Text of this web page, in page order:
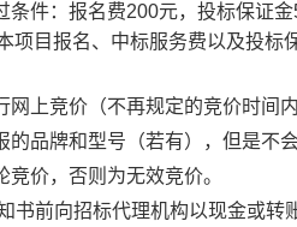
条件：报名费200元，投标保证金
项目报名、中标服务费以及投标
上竞价（不再规定的竞价时间
品牌和型号（若有），但是不
价，否则为无效竞价。
前向招标代理机构以现金或转